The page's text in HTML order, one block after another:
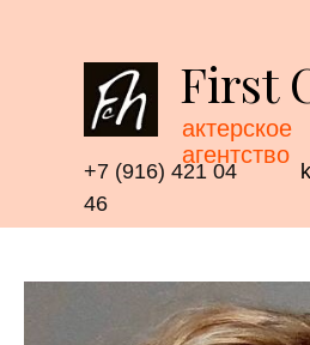
актерское
агентство
First
+7 (916) 421 04
46